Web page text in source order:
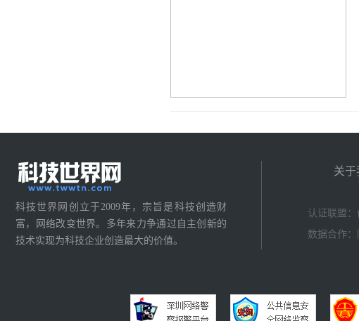
科技世界网创立于2009年，宗旨是科技创造财
富，网络改变世界。多年来力争通过自主创新的
技术实现为科技企业创造最大的价值。
关于
认证联盟
数据合作